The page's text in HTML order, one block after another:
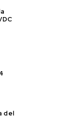
del